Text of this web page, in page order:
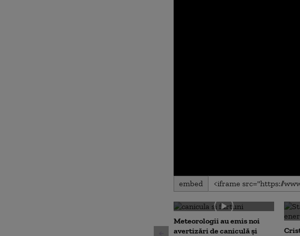
0
seconds
0
secondsVolume
90%
embed
Meteorologii au emis noi
avertizări de caniculă și